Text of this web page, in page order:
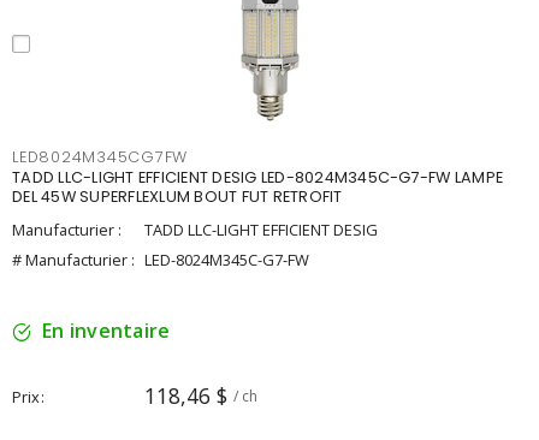
LED8024M345CG7FW
TADD LLC-LIGHT EFFICIENT DESIG LED-8024M345C-G7-FW LAMPE
DEL 45W SUPERFLEXLUM BOUT FUT RETROFIT
Manufacturier :
TADD LLC-LIGHT EFFICIENT DESIG
# Manufacturier : LED-8024M345C-G7-FW
En inventaire
Prix 118,46 $ / ch